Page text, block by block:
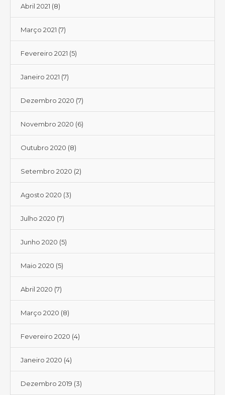
Abril 2021 (8)
Março 2021 (7)
Fevereiro 2021 (5)
Janeiro 2021 (7)
Dezembro 2020 (7)
Novembro 2020 (6)
Outubro 2020 (8)
Setembro 2020 (2)
Agosto 2020 (3)
Julho 2020 (7)
Junho 2020 (5)
Maio 2020 (5)
Abril 2020 (7)
Março 2020 (8)
Fevereiro 2020 (4)
Janeiro 2020 (4)
Dezembro 2019 (3)